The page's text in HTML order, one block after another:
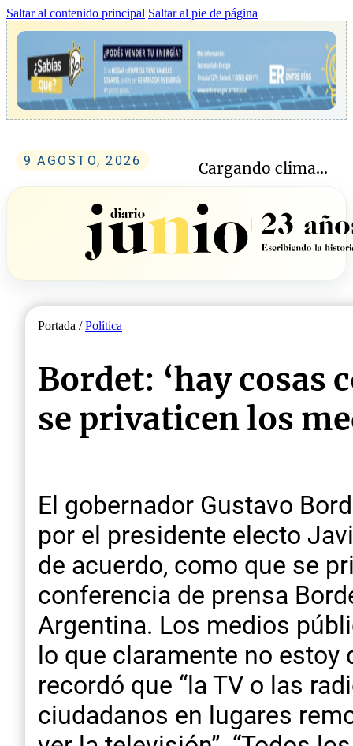
Saltar al contenido principal Saltar al pie de página
9 AGOSTO, 2026 Cargando clima...
Portada /Política
Bordet: ‘hay cosas
se privaticen los
El gobernador Gustavo
por el presidente electo
de acuerdo, como que se
conferencia de prensa
Argentina. Los medios
lo que claramente no estoy
recordó que “la TV o las
ciudadanos en lugares